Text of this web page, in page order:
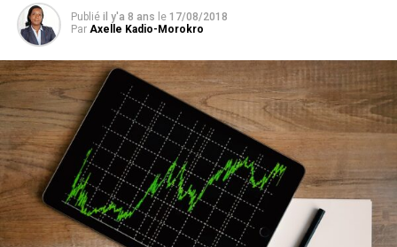
Publié il y'a 8 ans le 17/08/2018
Par Axelle Kadio-Morokro